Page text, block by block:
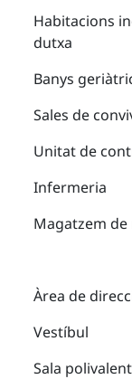
Habitacions
dutxa
Banys
Sales de
Unitat de
Infermeria
Magatzem
Àrea de
Vestíbul
Sala polivalent